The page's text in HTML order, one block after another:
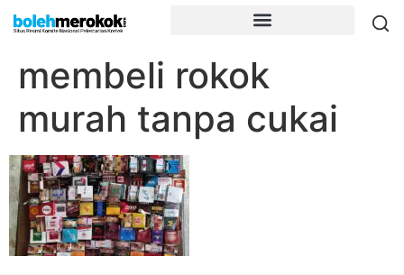
membeli rokok
murah tanpa cukai